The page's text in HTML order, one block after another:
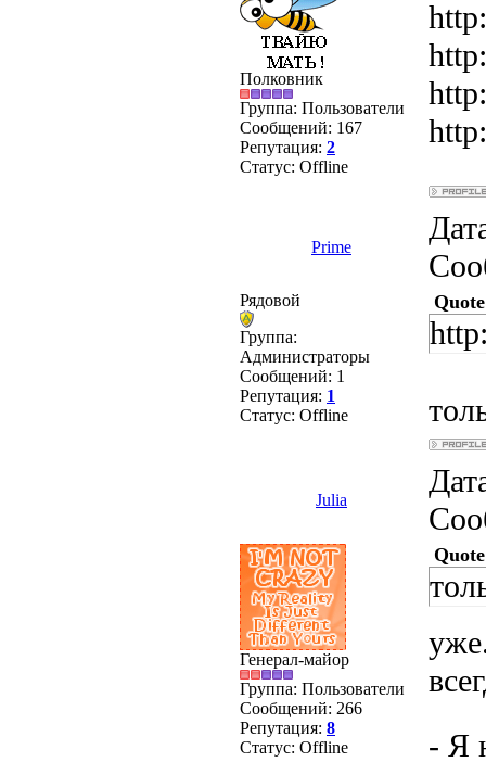
Полковник
Группа: Пользователи
Сообщений: 167
Репутация: 2
Статус: Offline
Prime
Рядовой
Группа:
Администраторы
Сообщений: 1
Репутация: 1
Статус: Offline
Quote
Julia
Генерал-майор
Группа: Пользователи
Сообщений: 266
Репутация: 8
Статус: Offline
Quote
- Я